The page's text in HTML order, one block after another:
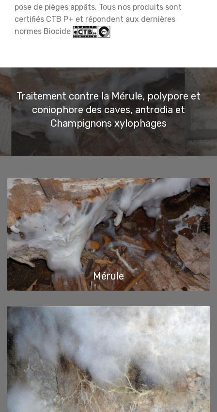
pose de pièges appâts. Tous nos produits sont
certifiés CTB P+ et répondent aux dernières
normes Biocide
Traitement contre la Mérule, polypore et
coniophore des caves, antrodia et
Champignons xylophages
Mérule